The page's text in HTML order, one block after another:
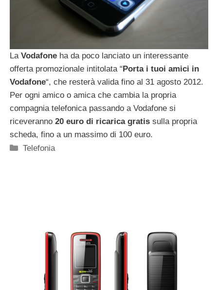
La Vodafone ha da poco lanciato un interessante
offerta promozionale intitolata “Porta i tuoi amici in
Vodafone“, che resterà valida fino al 31 agosto 2012.
Per ogni amico o amica che cambia la propria
compagnia telefonica passando a Vodafone si
riceveranno 20 euro di ricarica gratis sulla propria
scheda, fino a un massimo di 100 euro.
Categorie
Telefonia